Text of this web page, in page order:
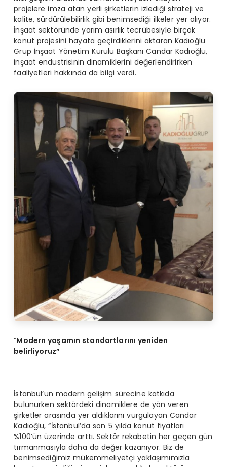
projelere imza atan yerli şirketlerin izlediği strateji ve
kalite, sürdürülebilirlik gibi benimsediği ilkeler yer alıyor.
İnşaat sektöründe yarım asırlık tecrübesiyle birçok
konut projesini hayata geçirdiklerini aktaran Kadıoğlu
Grup İnşaat Yönetim Kurulu Başkanı Candar Kadıoğlu,
inşaat endüstrisinin dinamiklerini değerlendirirken
faaliyetleri hakkında da bilgi verdi.
“Modern yaşamın standartlarını yeniden
belirliyoruz”
İstanbul’un modern gelişim sürecine katkıda
bulunurken sektördeki dinamiklere de yön veren
şirketler arasında yer aldıklarını vurgulayan Candar
Kadıoğlu, “İstanbul’da son 5 yılda konut fiyatları
%100’ün üzerinde arttı. Sektör rekabetin her geçen gün
tırmanmasıyla daha da değer kazanıyor. Biz de
benimsediğimiz mükemmeliyetçi yaklaşımımızla